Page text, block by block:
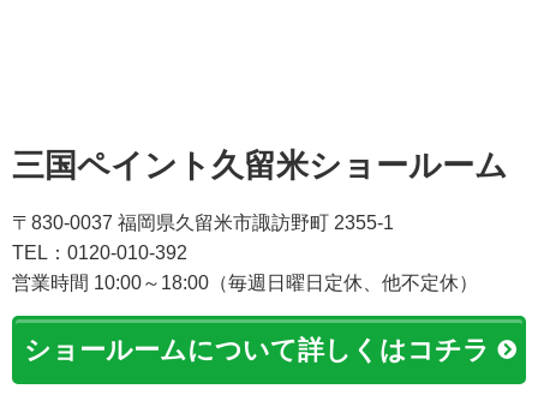
三国ペイント久留米ショールーム
〒830-0037 福岡県久留米市諏訪野町 2355-1
TEL：0120-010-392
営業時間 10:00～18:00（毎週日曜日定休、他不定休）